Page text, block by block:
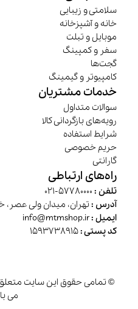
سلامتی و زیبایی
خانه و آشپزخانه
موبایل و تبلت
سفر و کمپینگ
گجت‌ها
کامپیوتر و گیمینگ
خدمات مشتریان
سوالات متداول
رویه‌های بازگردانی کالا
شرایط استفاده
حریم خصوصی
گارانتی
راه‌های ارتباطی
تلفن :
آدرس :تهران، میدان ولی عصر، خیابان
ایمیل :
کد پستی :
© تمامی حقوق این سایت
می